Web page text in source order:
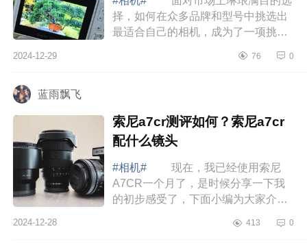
择，如何在众多品牌和型号中挑选出
最适合自己的相机，成为了一项挑
哪个品牌好用性价比高?富士XQ2还值
2024-12-29 76 0
蓝雨飘飞
索尼a7cr测评如何？索尼a7cr
配什么镜头
#相机#
现在，我已经使用索尼
A7CR一个月了，是时候分享一下我
的初步感受了，下面小编为大家介绍
么镜头 索尼a7cr测评如何 索
2024-12-28 413 0